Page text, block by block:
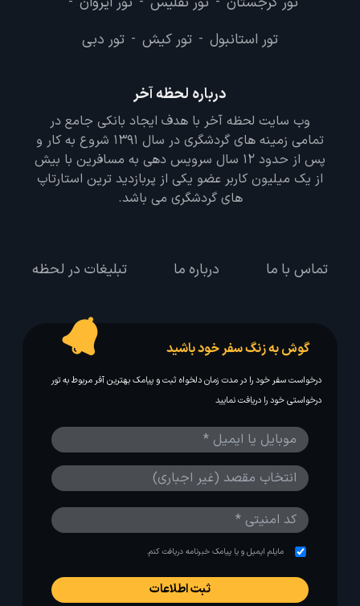
تور استانبول - تور کیش - تور دبی
درباره لحظه آخر
وب سایت لحظه آخر با هدف ایجاد بانکی جامع در
تمامی زمینه های گردشگری در سال 1391 شروع به کار و
پس از حدود 12 سال سرویس دهی به مسافرین با بیش
از یک میلیون کاربر عضو یکی از پربازدید ترین استارتاپ
های گردشگری می باشد.
تماس با ما درباره ما تبلیغات در لحظه
گوش به زنگ سفر خود باشید
درخواست سفر خود را در مدت زمان دلخواه ثبت و پیامک بهترین آفر مربوط به تور
درخواستی خود را دریافت نمایید
مایلم ایمیل و یا پیامک خبرنامه دریافت کنم.